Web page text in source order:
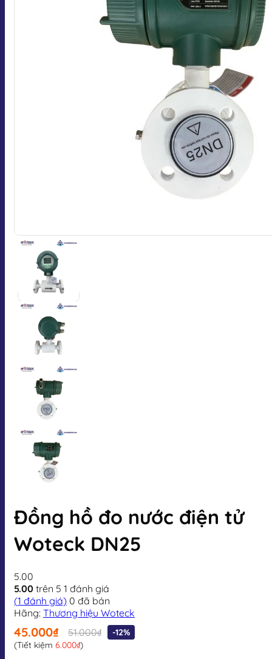
Đồng hồ đo nước điện tử
Woteck DN25
5.00
5.00 trên 5 1 đánh giá
(1 đánh giá) 0 đã bán
Hãng: Thương hiệu Woteck
45.000₫ 51.000₫
-12%
(Tiết kiệm 6.000₫)